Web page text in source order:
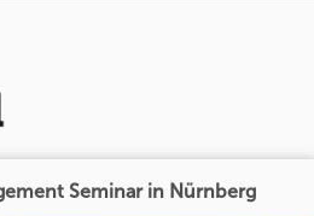
Seminar in Nürnberg